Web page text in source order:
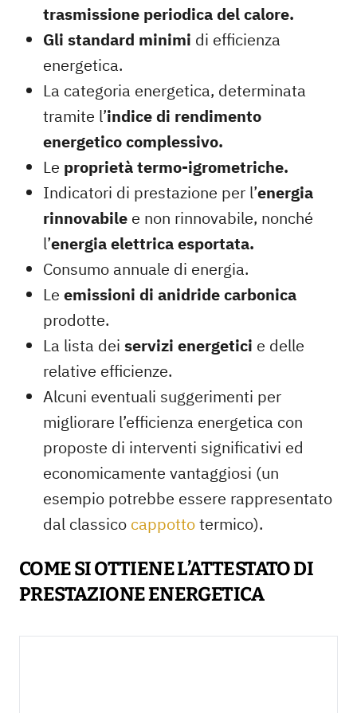
trasmissione periodica del calore.
Gli standard minimi di efficienza
energetica.
La categoria energetica, determinata
tramite l’indice di rendimento
energetico complessivo.
Le proprietà termo-igrometriche.
Indicatori di prestazione per l’energia
rinnovabile e non rinnovabile, nonché
l’energia elettrica esportata.
Consumo annuale di energia.
Le emissioni di anidride carbonica
prodotte.
La lista dei servizi energetici e delle
relative efficienze.
Alcuni eventuali suggerimenti per
migliorare l’efficienza energetica con
proposte di interventi significativi ed
economicamente vantaggiosi (un
esempio potrebbe essere rappresentato
dal classico cappottotermico).
COME SI OTTIENE L’ATTESTATO DI
PRESTAZIONE ENERGETICA